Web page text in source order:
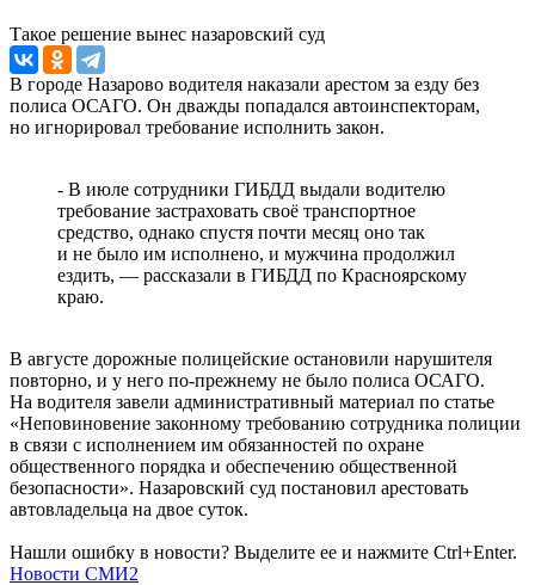
Такое решение вынес назаровский суд
В городе Назарово водителя наказали арестом за езду без
полиса ОСАГО. Он дважды попадался автоинспекторам,
но игнорировал требование исполнить закон.
- В июле сотрудники ГИБДД выдали водителю
требование застраховать своё транспортное
средство, однако спустя почти месяц оно так
и не было им исполнено, и мужчина продолжил
ездить, — рассказали в ГИБДД по Красноярскому
краю.
В августе дорожные полицейские остановили нарушителя
повторно, и у него по-прежнему не было полиса ОСАГО.
На водителя завели административный материал по статье
«Неповиновение законному требованию сотрудника полиции
в связи с исполнением им обязанностей по охране
общественного порядка и обеспечению общественной
безопасности». Назаровский суд постановил арестовать
автовладельца на двое суток.
Нашли ошибку в новости? Выделите ее и нажмите Ctrl+Enter.
Новости СМИ2